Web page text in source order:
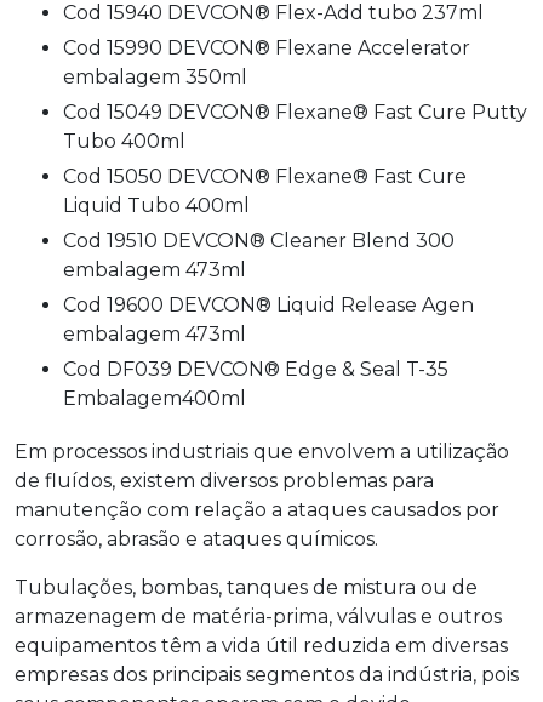
Cod 15940 DEVCON® Flex-Add tubo 237ml
Cod 15990 DEVCON® Flexane Accelerator
embalagem 350ml
Cod 15049 DEVCON® Flexane® Fast Cure Putty
Tubo 400ml
Cod 15050 DEVCON® Flexane® Fast Cure
Liquid Tubo 400ml
Cod 19510 DEVCON® Cleaner Blend 300
embalagem 473ml
Cod 19600 DEVCON® Liquid Release Agen
embalagem 473ml
Cod DF039 DEVCON® Edge & Seal T-35
Embalagem400ml
Em processos industriais que envolvem a utilização
de fluídos, existem diversos problemas para
manutenção com relação a ataques causados por
corrosão, abrasão e ataques químicos.
Tubulações, bombas, tanques de mistura ou de
armazenagem de matéria-prima, válvulas e outros
equipamentos têm a vida útil reduzida em diversas
empresas dos principais segmentos da indústria, pois